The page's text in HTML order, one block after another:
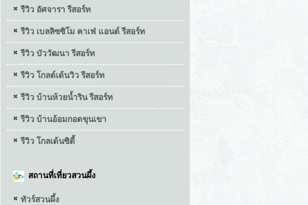
รีวิว อัศจารา รีสอร์ท
รีวิว เบลลิซซิโม คาเฟ่ แอนด์ รีสอร์ท
รีวิว บัววัฒนา รีสอร์ท
รีวิว โกลต์เด้นวิว รีสอร์ท
รีวิว บ้านห้วยน้ำริน รีสอร์ท
รีวิว บ้านอ้อมกอดขุนเขา
รีวิว โกลเด้นซิตี้
สถานที่เที่ยวสวนผึ้ง
ทัวร์สวนผึ้ง